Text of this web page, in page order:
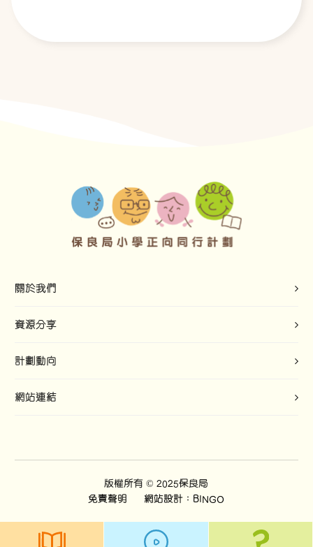
關於我們
資源分享
計劃動向
網站連結
版權所有 © 2025保良局
免責聲明
網站設計：BINGO